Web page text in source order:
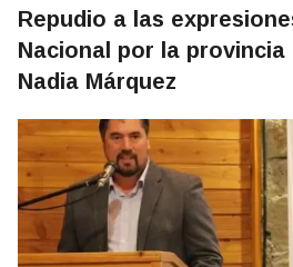
Repudio a las
Nacional por la provincia
Nadia Márquez